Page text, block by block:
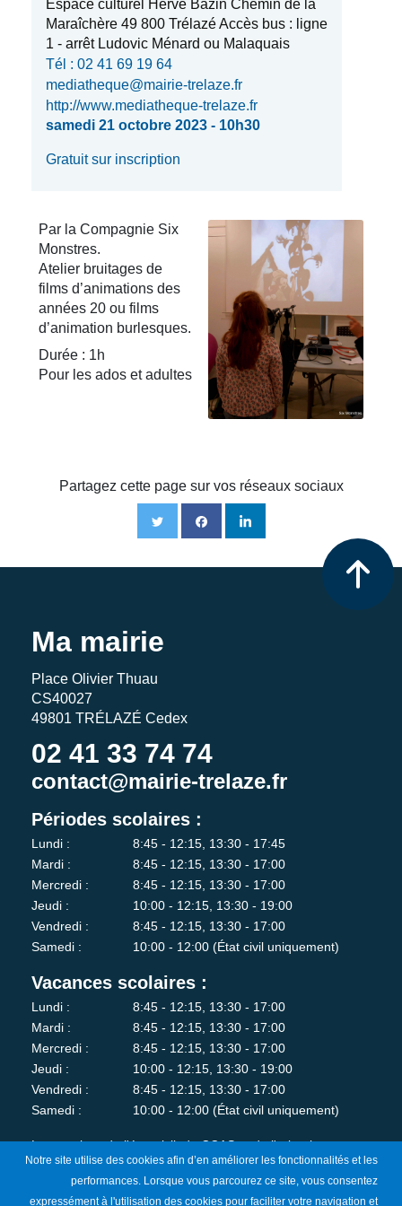
Espace culturel Hervé Bazin Chemin de la
Maraîchère 49 800 Trélazé Accès bus : ligne
1 - arrêt Ludovic Ménard ou Malaquais
Tél : 02 41 69 19 64
mediatheque@mairie-trelaze.fr
http://www.mediatheque-trelaze.fr
samedi 21 octobre 2023 - 10h30
Gratuit sur inscription
Par la Compagnie Six
Monstres.
Atelier bruitages de
films d’animations des
années 20 ou films
d’animation burlesques.
Durée : 1h
Pour les ados et adultes
Partagez cette page sur vos réseaux sociaux
Ma mairie
Place Olivier Thuau
CS40027
49801 TRÉLAZÉ Cedex
02 41 33 74 74
contact@mairie-trelaze.fr
Périodes scolaires :
Lundi :
8:45 - 12:15, 13:30 - 17:45
Mardi :
8:45 - 12:15, 13:30 - 17:00
Mercredi :
8:45 - 12:15, 13:30 - 17:00
Jeudi :
10:00 - 12:15, 13:30 - 19:00
Vendredi :
8:45 - 12:15, 13:30 - 17:00
Samedi :
10:00 - 12:00 (État civil uniquement)
Vacances scolaires :
Lundi :
8:45 - 12:15, 13:30 - 17:00
Mardi :
8:45 - 12:15, 13:30 - 17:00
Mercredi :
8:45 - 12:15, 13:30 - 17:00
Jeudi :
10:00 - 12:15, 13:30 - 19:00
Vendredi :
8:45 - 12:15, 13:30 - 17:00
Samedi :
10:00 - 12:00 (État civil uniquement)
Les services de l'état-civil, du CCAS et de l'urbanisme sont
fermés au public le lundi matin.
Notre site utilise des cookies afin d’en améliorer les fonctionnalités et les
performances. Lorsque vous parcourez ce site, vous consentez
expressément à l'utilisation des cookies pour faciliter votre navigation et